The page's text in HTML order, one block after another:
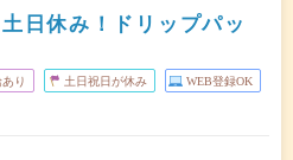
日休み！ドリップパッ
り 土日祝日が休み WEB登録OK